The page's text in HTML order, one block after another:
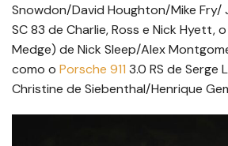
Snowdon/David Houghton/Mike Fry/
SC 83 de Charlie, Ross e Nick Hyett, o
Medge) de Nick Sleep/Alex
como o Porsche 911 3.0 RS de Serge
Christine de Siebenthal/Henrique